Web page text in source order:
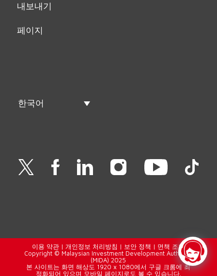
내보내기
페이지
한국어
이용 약관 | 개인정보 처리방침 | 보안 정책 | 면책 조항
Copyright © Malaysian Investment Development Authority
(MIDA) 2025
본 사이트는 화면 해상도 1920 x 1080에서 구글 크롬에 최
적화되어 있으며 모바일 페이지로도 볼 수 있습니다.